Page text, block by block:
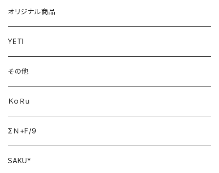
オリジナル商品
YETI
その他
ＫｏＲｕ
ΣＮ+F/9
SAKU*